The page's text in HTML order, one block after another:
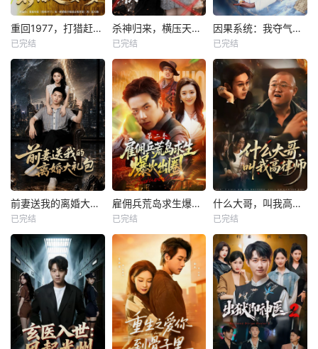
重回1977，打猎赶山娶老婆
已完结
杀神归来，横压天下无敌
已完结
因果系统：我夺气运救苍生
已完结
前妻送我的离婚大礼包
已完结
雇佣兵荒岛求生爆火出圈第二季
已完结
什么大哥，叫我高律师
已完结